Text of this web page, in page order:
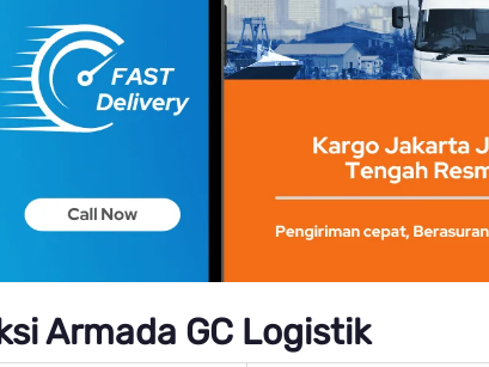
Armada GC Logistik